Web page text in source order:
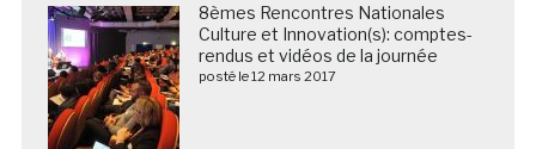
8èmes Rencontres Nationales
Culture et Innovation(s): comptes-
rendus et vidéos de la journée
posté le 12 mars 2017